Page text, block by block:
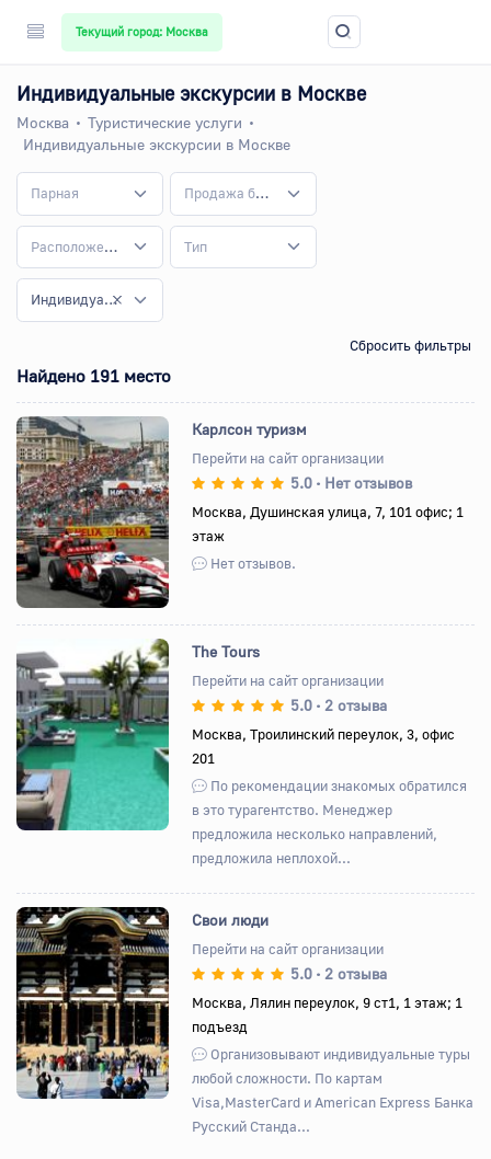
Текущий город: Москва
Индивидуальные экскурсии в Москве
Москва
Туристические услуги
Индивидуальные экскурсии в Москве
Парная Продажа билетов
Расположение Тип
Индивидуальные экскурсии
Сбросить фильтры
Найдено 191 место
Назад Вперед
Карлсон туризм
Перейти на сайт организации
5.0 • Нет отзывов
Москва, Душинская улица, 7, 101 офис; 1
этаж
Нет отзывов.
Назад Вперед
The Tours
Перейти на сайт организации
5.0 • 2 отзыва
Москва, Троилинский переулок, 3, офис
201
По рекомендации знакомых обратился
в это турагентство. Менеджер
предложила несколько направлений,
предложила неплохой...
Назад Вперед
Свои люди
Перейти на сайт организации
5.0 • 2 отзыва
Москва, Лялин переулок, 9 ст1, 1 этаж; 1
подъезд
Организовывают индивидуальные туры
любой сложности. По картам
Visa,MasterCard и American Express Банка
Русский Станда...